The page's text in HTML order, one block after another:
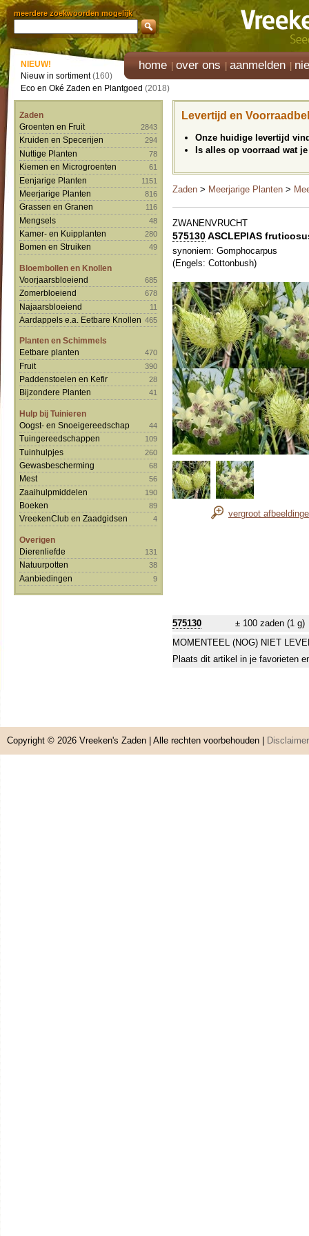
meerdere zoekwoorden mogelijk
home over ons aanmelden
NIEUW!
Nieuw in sortiment(160)
Eco en Oké Zaden en Plantgoed (2018)
Zaden
Groenten en Fruit
2843
Kruiden en Specerijen 294
Nuttige Planten 78
Kiemen en Microgroenten 61
Eenjarige Planten 1151
Meerjarige Planten 816
Grassen en Granen 116
Mengsels 48
Kamer- en Kuipplanten 280
Bomen en Struiken 49
Bloembollen en Knollen
Voorjaarsbloeiend
685
Zomerbloeiend 678
Najaarsbloeiend 11
Aardappels e.a. Eetbare Knollen 465
Planten en Schimmels
Eetbare planten
470
Fruit 390
Paddenstoelen en Kefir 28
Bijzondere Planten 41
Hulp bij Tuinieren
Oogst- en Snoeigereedschap
44
Tuingereedschappen 109
Tuinhulpjes 260
Gewasbescherming 68
Mest 56
Zaaihulpmiddelen 190
Boeken 89
VreekenClub en Zaadgidsen 4
Overigen
Dierenliefde
131
Natuurpotten 38
Aanbiedingen 9
Levertijd en
Onze huidige levertijd
Is alles op voorraad wat
Zaden > Meerjarige Planten >
ZWANENVRUCHT
575130ASCLEPIAS
synoniem: Gomphocarpus
(Engels: Cottonbush)
vergroot
575130
± 100 zaden (1 g)
MOMENTEEL (NOG) NIET
Plaats dit artikel in je favorieten
Copyright © 2026 Vreeken's Zaden | Alle rechten voorbehouden | Disclaimer